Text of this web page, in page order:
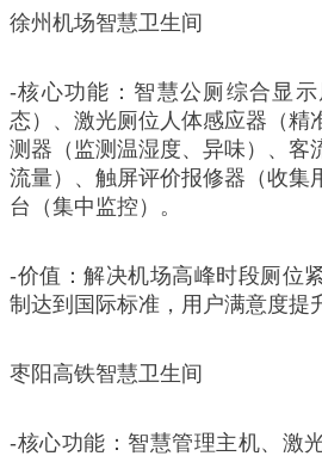
徐州机场智慧卫生间
-核心功能：智慧公厕综合显
态）、激光厕位人体感应器（精
测器（监测温湿度、异味）、客
流量）、触屏评价报修器（收集
台（集中监控）。
-价值：解决机场高峰时段厕位
制达到国际标准，用户满意度提
枣阳高铁智慧卫生间
-核心功能：智慧管理主机、激